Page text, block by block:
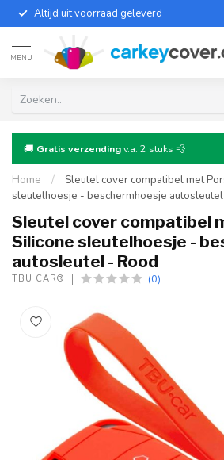
Altijd uit voorraad geleverd
MENU
🚚 Gratis verzendingv.a. 2 stuks 💨
Home /
Sleutel cover compatibel met
sleutelhoesje - beschermhoesje
Sleutel cover compatibel
Silicone sleutelhoesje -
autosleutel - Rood
TBU CAR® (0)